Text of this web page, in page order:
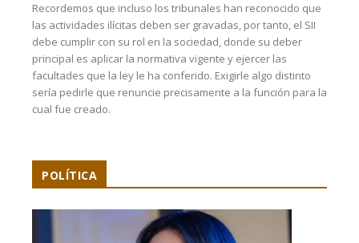
Recordemos que incluso los tribunales han reconocido que
las actividades ilícitas deben ser gravadas, por tanto, el SII
debe cumplir con su rol en la sociedad, donde su deber
principal es aplicar la normativa vigente y ejercer las
facultades que la ley le ha conferido. Exigirle algo distinto
sería pedirle que renuncie precisamente a la función para la
cual fue creado.
POLÍTICA